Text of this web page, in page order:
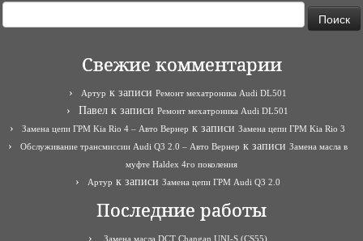
Свежие комментарии
Артур к записи Ремонт мехатроника Audi DL501
Павел к записи Ремонт мехатроника Audi DL501
Замена цепи ГРМ Kia Rio 4 – Авто Вернер к записи Замена цепи ГРМ Kia Rio 3
Обслуживание трансмиссии Audi Q3 2.0 – Авто Вернер к записи Замена масла в
муфте Haldex 4го поколения
Артур к записи Замена цепи ГРМ Audi Q3 2.0
Последние работы
Замена масла DCT Changan UNI-S (CS55)